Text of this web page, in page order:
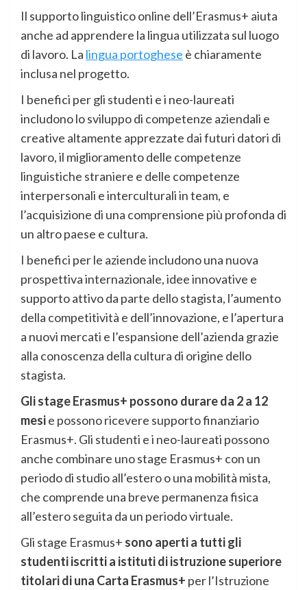
Il supporto linguistico online dell’Erasmus+ aiuta
anche ad apprendere la lingua utilizzata sul luogo
di lavoro. La lingua portoghese è chiaramente
inclusa nel progetto.
I benefici per gli studenti e i neo-laureati
includono lo sviluppo di competenze aziendali e
creative altamente apprezzate dai futuri datori di
lavoro, il miglioramento delle competenze
linguistiche straniere e delle competenze
interpersonali e interculturali in team, e
l’acquisizione di una comprensione più profonda di
un altro paese e cultura.
I benefici per le aziende includono una nuova
prospettiva internazionale, idee innovative e
supporto attivo da parte dello stagista, l’aumento
della competitività e dell’innovazione, e l’apertura
a nuovi mercati e l’espansione dell’azienda grazie
alla conoscenza della cultura di origine dello
stagista.
Gli stage Erasmus+ possono durare da 2 a 12
mesie possono ricevere supporto finanziario
Erasmus+. Gli studenti e i neo-laureati possono
anche combinare uno stage Erasmus+ con un
periodo di studio all’estero o una mobilità mista,
che comprende una breve permanenza fisica
all’estero seguita da un periodo virtuale.
Gli stage Erasmus+ sono aperti a tutti gli
studenti iscritti a istituti di istruzione superiore
titolari di una Carta Erasmus+ per l’Istruzione